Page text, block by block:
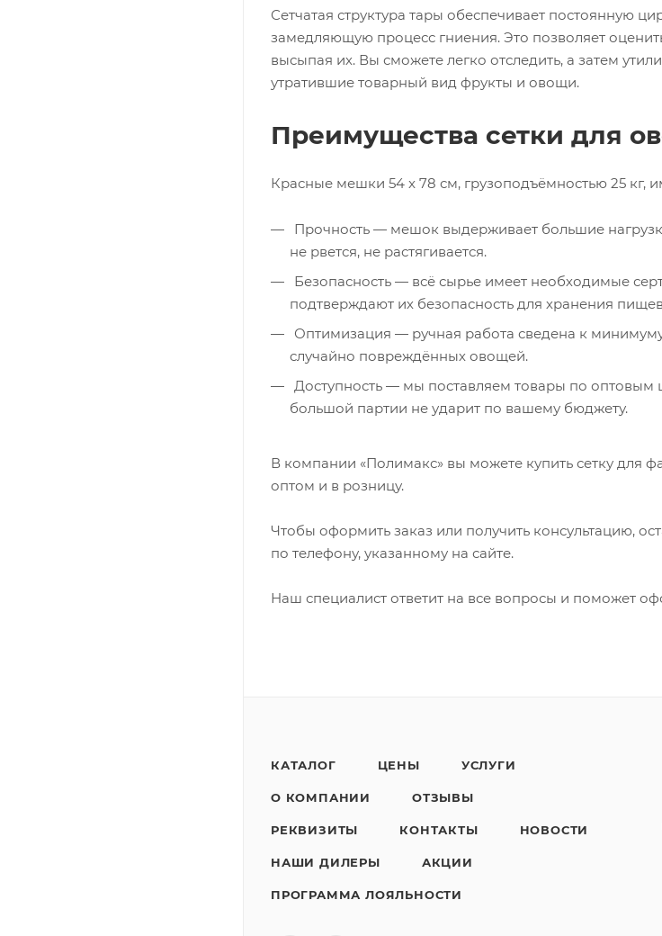
Сетчатая структура тары обеспечивает постоянную
замедляющую процесс гниения. Это позволяет
высыпая их. Вы сможете легко отследить, а затем
утратившие товарный вид фрукты и овощи.
Преимущества сетки для
Красные мешки 54 x 78 см, грузоподъёмностью 25 кг,
Прочность — мешок выдерживает большие
не рвется, не растягивается.
Безопасность — всё сырье имеет необходимые
подтверждают их безопасность для хранения
Оптимизация — ручная работа сведена к
случайно повреждённых овощей.
Доступность — мы поставляем товары по оптовым
большой партии не ударит по вашему бюджету.
В компании «Полимакс» вы можете купить сетку для
оптом и в розницу.
Чтобы оформить заказ или получить консультацию,
по телефону, указанному на сайте.
Наш специалист ответит на все вопросы и поможет
КАТАЛОГ ЦЕНЫ УСЛУГИ
О КОМПАНИИ ОТЗЫВЫ
РЕКВИЗИТЫ КОНТАКТЫ НОВОСТИ
НАШИ ДИЛЕРЫ АКЦИИ
ПРОГРАММА ЛОЯЛЬНОСТИ